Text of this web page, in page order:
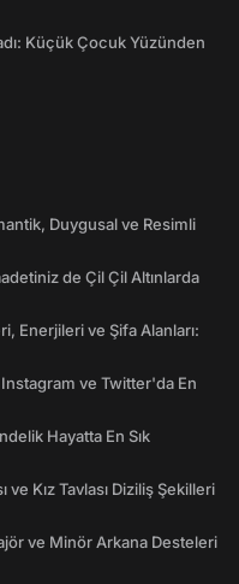
Küçük Çocuk Yüzünden
Duygusal ve Resimli
de Çil Çil Altınlarda
Enerjileri ve Şifa Alanları:
ve Twitter'da En
Hayatta En Sık
ve Kız Tavlası Diziliş Şekilleri
ve Minör Arkana Desteleri